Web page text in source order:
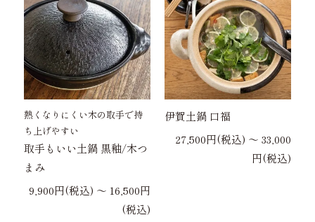
熱くなりにくい木の取手で持
ち上げやすい
取手もいい土鍋 黒釉/木つ
まみ
9,900円(税込) 〜 16,500円
(税込)
伊賀土鍋 口福
27,500円(税込) 〜 33,000
円(税込)